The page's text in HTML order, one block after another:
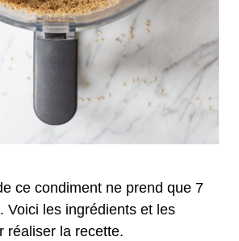
ce condiment ne prend que 7
Voici les ingrédients et les
réaliser la recette.